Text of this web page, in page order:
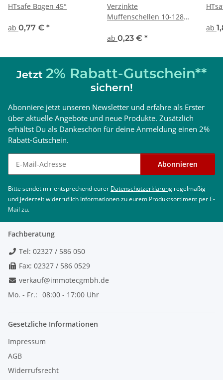
HTsafe Bogen 45°
ab 0,77 € *
Verzinkte
Muffenschellen 10-128
ab 0,23 € *
ab
Jetzt 2% Rabatt-Gutschein**
sichern!
Abonniere jetzt unseren Newsletter und erfahre als Erster
über aktuelle Angebote und neue Produkte. Zusätzlich
erhältst Du als Dankeschön für deine Anmeldung einen 2%
Rabatt-Gutschein.
Newsletter abonnieren Abonnieren
Bitte sendet mir entsprechend eurer Datenschutzerklärung regelmäßig
und jederzeit widerruflich Informationen zu eurem Produktsortiment per E-
Mail zu.
Fachberatung
Tel: 02327 / 586 050
Fax: 02327 / 586 0529
verkauf@immotecgmbh.de
Mo. - Fr.: 08:00 - 17:00 Uhr
Gesetzliche Informationen
Impressum
AGB
Widerrufsrecht